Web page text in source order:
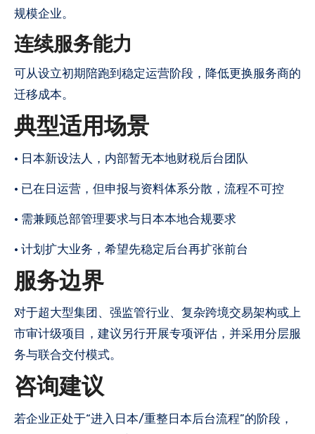
规模企业。
连续服务能力
可从设立初期陪跑到稳定运营阶段，降低更换服务商的
迁移成本。
典型适用场景
• 日本新设法人，内部暂无本地财税后台团队
• 已在日运营，但申报与资料体系分散，流程不可控
• 需兼顾总部管理要求与日本本地合规要求
• 计划扩大业务，希望先稳定后台再扩张前台
服务边界
对于超大型集团、强监管行业、复杂跨境交易架构或上
市审计级项目，建议另行开展专项评估，并采用分层服
务与联合交付模式。
咨询建议
若企业正处于“进入日本/重整日本后台流程”的阶段，